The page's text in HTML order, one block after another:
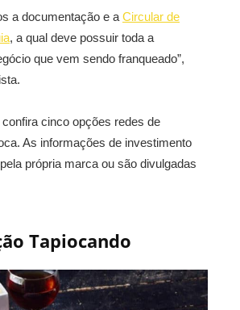
a documentação e a Circular de
, a qual deve possuir toda a
que vem sendo franqueado”,
cinco opções redes de
As informações de investimento
própria marca ou são divulgadas
Tapiocando